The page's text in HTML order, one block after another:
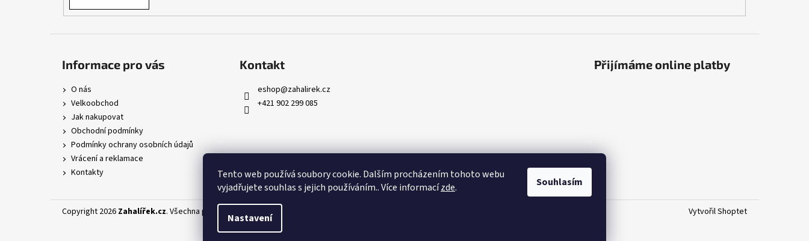
Tento web používá soubory cookie. Dalším procházením tohoto webu
vyjadřujete souhlas s jejich používáním.. Více informacízde.
Nastavení
Souhlasím
Informace pro vás
O nás
Velkoobchod
Jak nakupovat
Obchodní podmínky
Podmínky ochrany osobních údajů
Vrácení a reklamace
Kontakty
Kontakt
eshop@zahalirek.cz
+421 902 299 085
Přijímáme online platby
Vytvořil Shoptet
Copyright 2026 Zahalířek.cz. Všechna práva vyhrazena. Upravit nastavení cookies